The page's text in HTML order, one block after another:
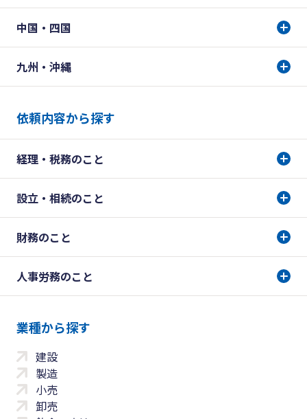
中国・四国
九州・沖縄
依頼内容から探す
経理・税務のこと
設立・相続のこと
財務のこと
人事労務のこと
業種から探す
建設
製造
小売
卸売